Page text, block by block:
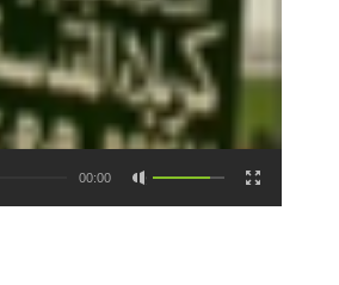
00:00